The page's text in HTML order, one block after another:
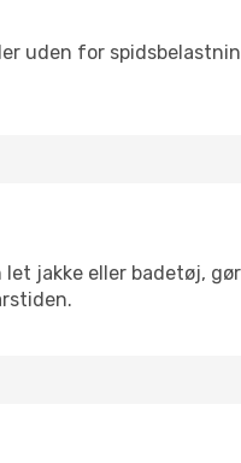
uden for
jakke eller badetøj,